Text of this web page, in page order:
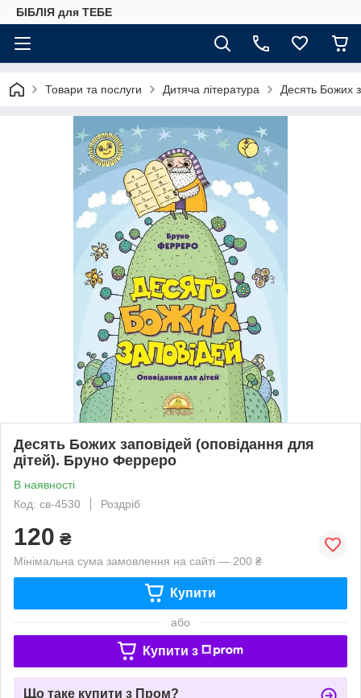
БІБЛІЯ для ТЕБЕ
Товари та послуги Дитяча література Десять Божих
Десять Божих заповідей (оповідання для
дітей). Бруно Ферреро
В наявності
Код: св-4530
Роздріб
120 ₴
Мінімальна сума замовлення на сайті — 200 ₴
Купити
або
Купити з
Що таке купити з Пром?